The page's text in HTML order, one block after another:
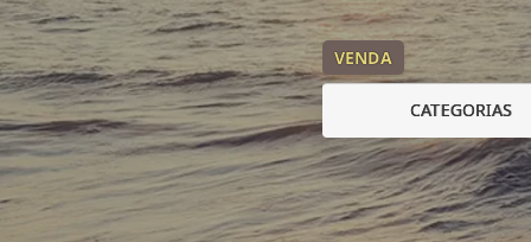
VENDA
CATEGORIAS